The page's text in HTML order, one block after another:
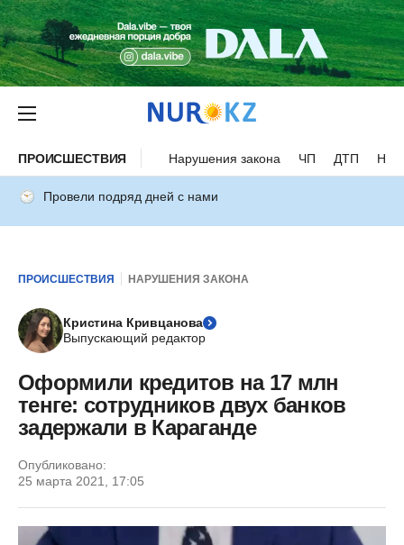
ПРОИСШЕСТВИЯ Нарушения закона ЧП ДТП
Провели подряд дней с нами
ПРОИСШЕСТВИЯ НАРУШЕНИЯ ЗАКОНА
Кристина Кривцанова
Выпускающий редактор
Оформили кредитов на 17 млн
тенге: сотрудников двух банков
задержали в Караганде
Опубликовано:
25 марта 2021, 17:05